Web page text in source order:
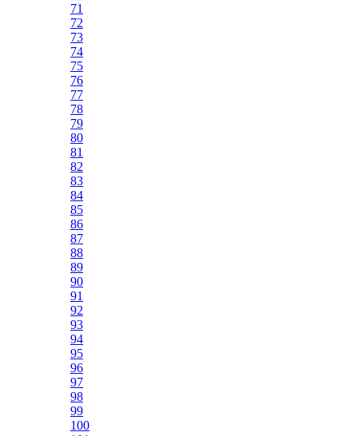
71
72
73
74
75
76
77
78
79
80
81
82
83
84
85
86
87
88
89
90
91
92
93
94
95
96
97
98
99
100